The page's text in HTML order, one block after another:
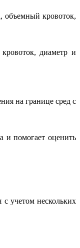
объемный кровоток,
диаметр и
на границе сред с
и помогает оценить
учетом нескольких